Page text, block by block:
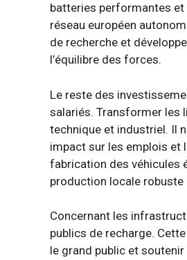
batteries performantes
réseau européen
de recherche et
l’équilibre des forces.
Le reste des
salariés. Transformer les
technique et industriel. Il
impact sur les emplois et
fabrication des véhicules
production locale robuste
Concernant les
publics de recharge.
le grand public et